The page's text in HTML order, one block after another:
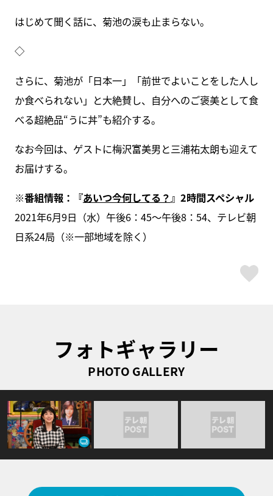
はじめて聞く話に、菊池の涙も止まらない。
◇
さらに、菊池が「日本一」「前世でよいことをした人し
か食べられない」と大絶賛し、自分へのご褒美として食
べる超絶品“うに丼”も紹介する。
なお今回は、ゲストに梅沢富美男と三浦祐太朗も迎えて
お届けする。
※番組情報：『あいつ今何してる？』2時間スペシャル
2021年6月9日（水）午後6：45～午後8：54、テレビ朝
日系24局（※一部地域を除く）
フォトギャラリー
PHOTO GALLERY